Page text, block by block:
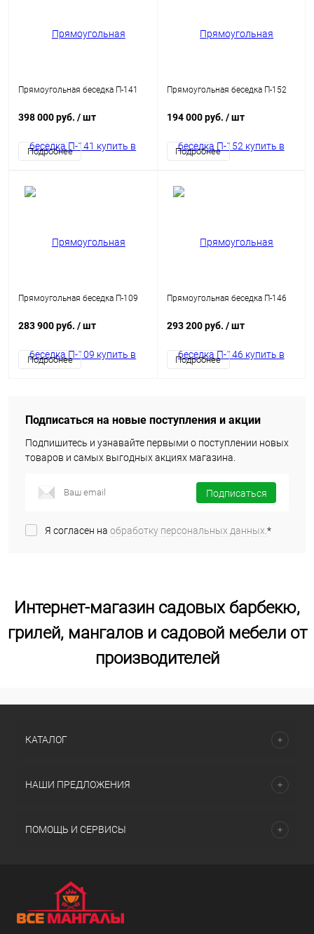
Прямоугольная беседка П-141
398 000 руб. / шт
Подробнее
Прямоугольная беседка П-152
194 000 руб. / шт
Подробнее
Прямоугольная беседка П-109
283 900 руб. / шт
Подробнее
Прямоугольная беседка П-146
293 200 руб. / шт
Подробнее
Подписаться на новые поступления и акции
Подпишитесь и узнавайте первыми о поступлении новых
товаров и самых выгодных акциях магазина.
Подписаться
Я согласен на обработку персональных данных.*
Интернет-магазин садовых барбекю,
грилей, мангалов и садовой мебели от
производителей
КАТАЛОГ
НАШИ ПРЕДЛОЖЕНИЯ
ПОМОЩЬ И СЕРВИСЫ